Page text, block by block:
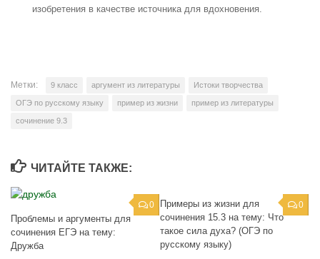
изобретения в качестве источника для вдохновения.
Метки: 9 класс аргумент из литературы Истоки творчества
ОГЭ по русскому языку пример из жизни пример из литературы
сочинение 9.3
ЧИТАЙТЕ ТАКЖЕ:
0
Проблемы и аргументы для
сочинения ЕГЭ на тему:
Дружба
0
Примеры из жизни для
сочинения 15.3 на тему: Что
такое сила духа? (ОГЭ по
русскому языку)